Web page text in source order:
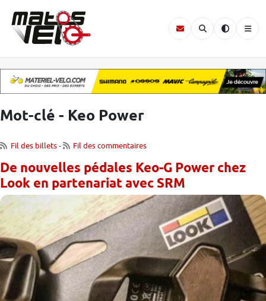
Mot-clé - Keo Power
Fil des billets- Fil des commentaires
De nouvelles pédales Keo-G Power chez
Look en partenariat avec SRM